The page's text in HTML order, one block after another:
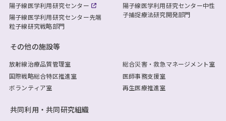
陽子線医学利用研究センター
陽子線医学利用研究センター先端
粒子線研究戦略部門
陽子線医学利用研究センター中性
子捕捉療法研究開発部門
その他の施設等
放射線治療品質管理室
国際戦略総合特区推進室
ボランティア室
総合災害・救急マネージメント室
医師事務支援室
再生医療推進室
共同利用・共同研究組織